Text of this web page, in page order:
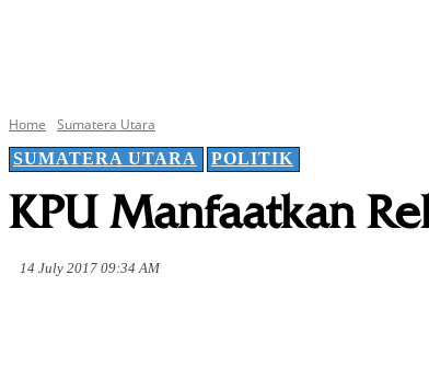
Home
Sumatera Utara
SUMATERA UTARA
POLITIK
KPU Manfaatkan
14 July 2017 09:34 AM